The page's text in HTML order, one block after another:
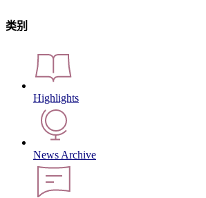
类别
Highlights
News Archive